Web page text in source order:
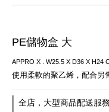
PE儲物盒 大
APPRO X . W25.5 X D36 X H24
使用柔軟的聚乙烯，配合另
全店，大型商品配送服